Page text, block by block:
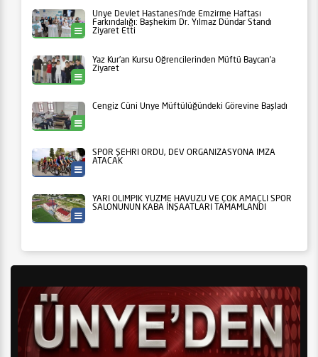
Ünye
Ünye Devlet Hastanesi’nde Emzirme Haftası
Farkındalığı: Başhekim Dr. Yılmaz Dündar Standı
Ziyaret Etti
Yaz Kur’an Kursu Öğrencilerinden Müftü Baycan’a
Ziyaret
Cengiz Cüni Ünye Müftülüğündeki Görevine Başladı
SPOR ŞEHRİ ORDU, DEV ORGANİZASYONA İMZA
ATACAK
YARI OLİMPİK YÜZME HAVUZU VE ÇOK AMAÇLI SPOR
SALONUNUN KABA İNŞAATLARI TAMAMLANDI